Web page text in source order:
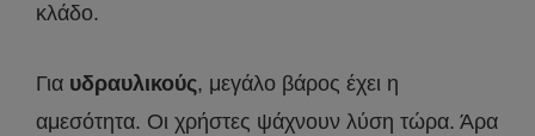
κλάδο.
Για υδραυλικούς, μεγάλο βάρος έχει η
αμεσότητα. Οι χρήστες ψάχνουν λύση τώρα. Άρα